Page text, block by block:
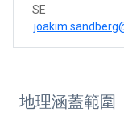
SE
地理涵蓋範圍